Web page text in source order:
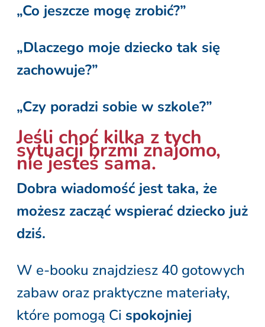
„Co jeszcze mogę zrobić?”
„Dlaczego moje dziecko tak się
zachowuje?”
„Czy poradzi sobie w szkole?”
Jeśli choć kilka z tych
sytuacji brzmi znajomo,
nie jesteś sama.
Dobra wiadomość jest taka, że
możesz zacząć wspierać dziecko już
dziś.
W e-booku znajdziesz 40 gotowych
zabaw oraz praktyczne materiały,
które pomogą Ci spokojniej